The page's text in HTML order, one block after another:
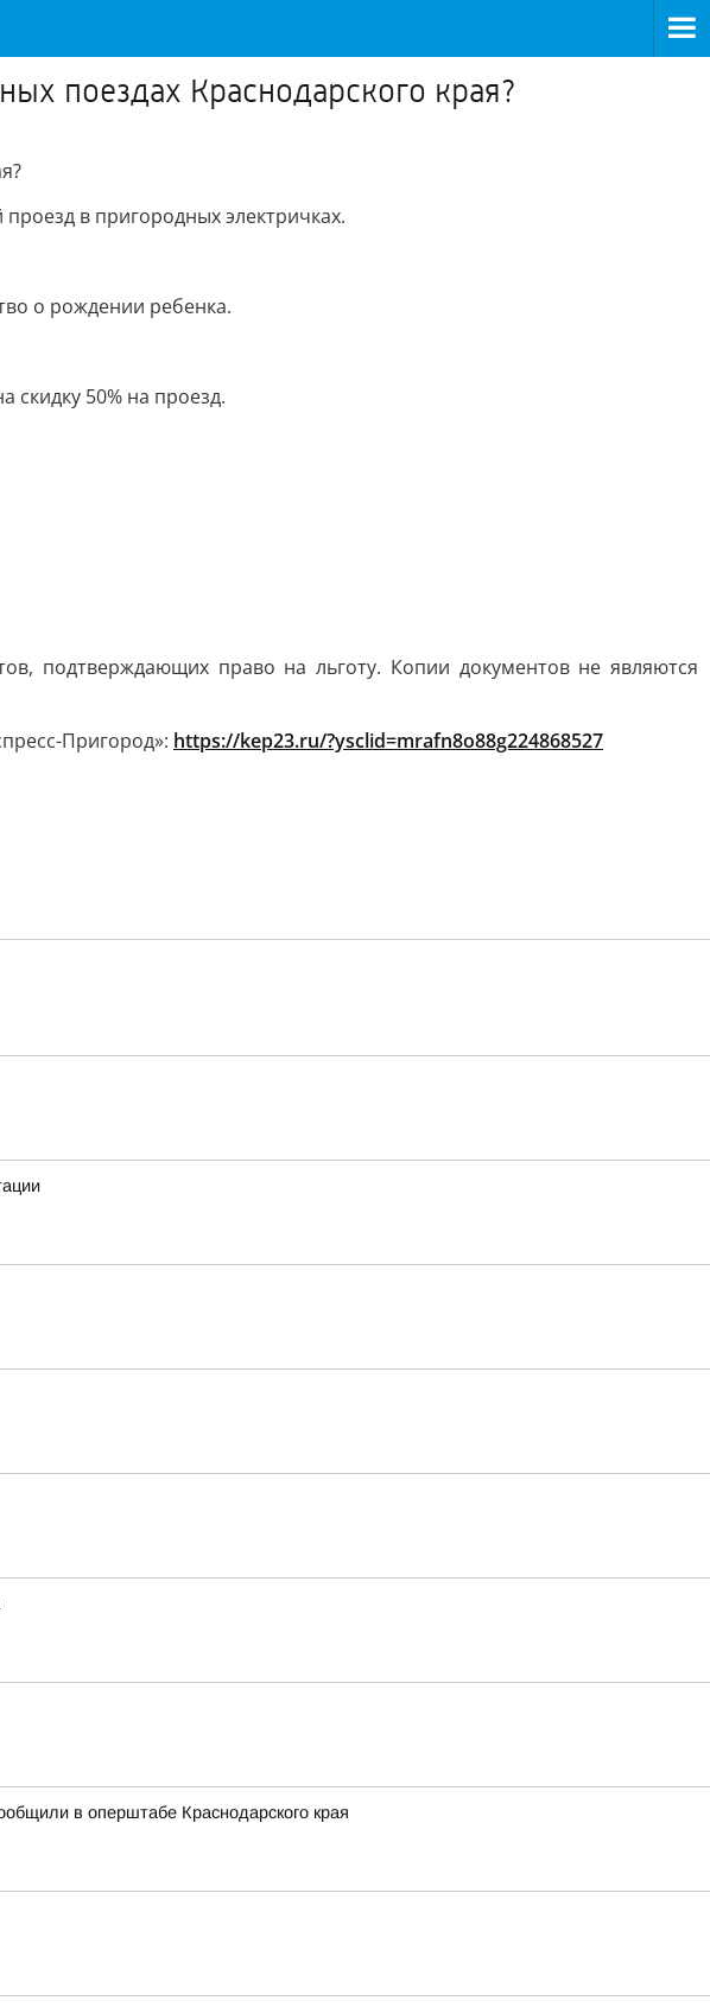
поездах Краснодарского края?
в пригородных электричках.
о рождении ребенка.
50% на проезд.
подтверждающих право на льготу. Копии документов не являются
Пригород»: https://kep23.ru/?ysclid=mrafn8o88g224868527
в оперштабе Краснодарского края